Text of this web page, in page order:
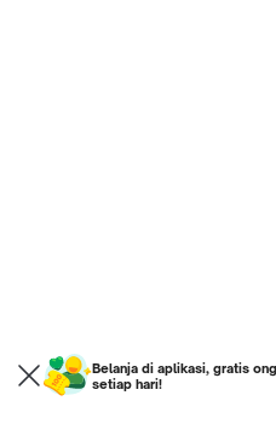
Belanja di aplikasi, gratis
setiap hari!